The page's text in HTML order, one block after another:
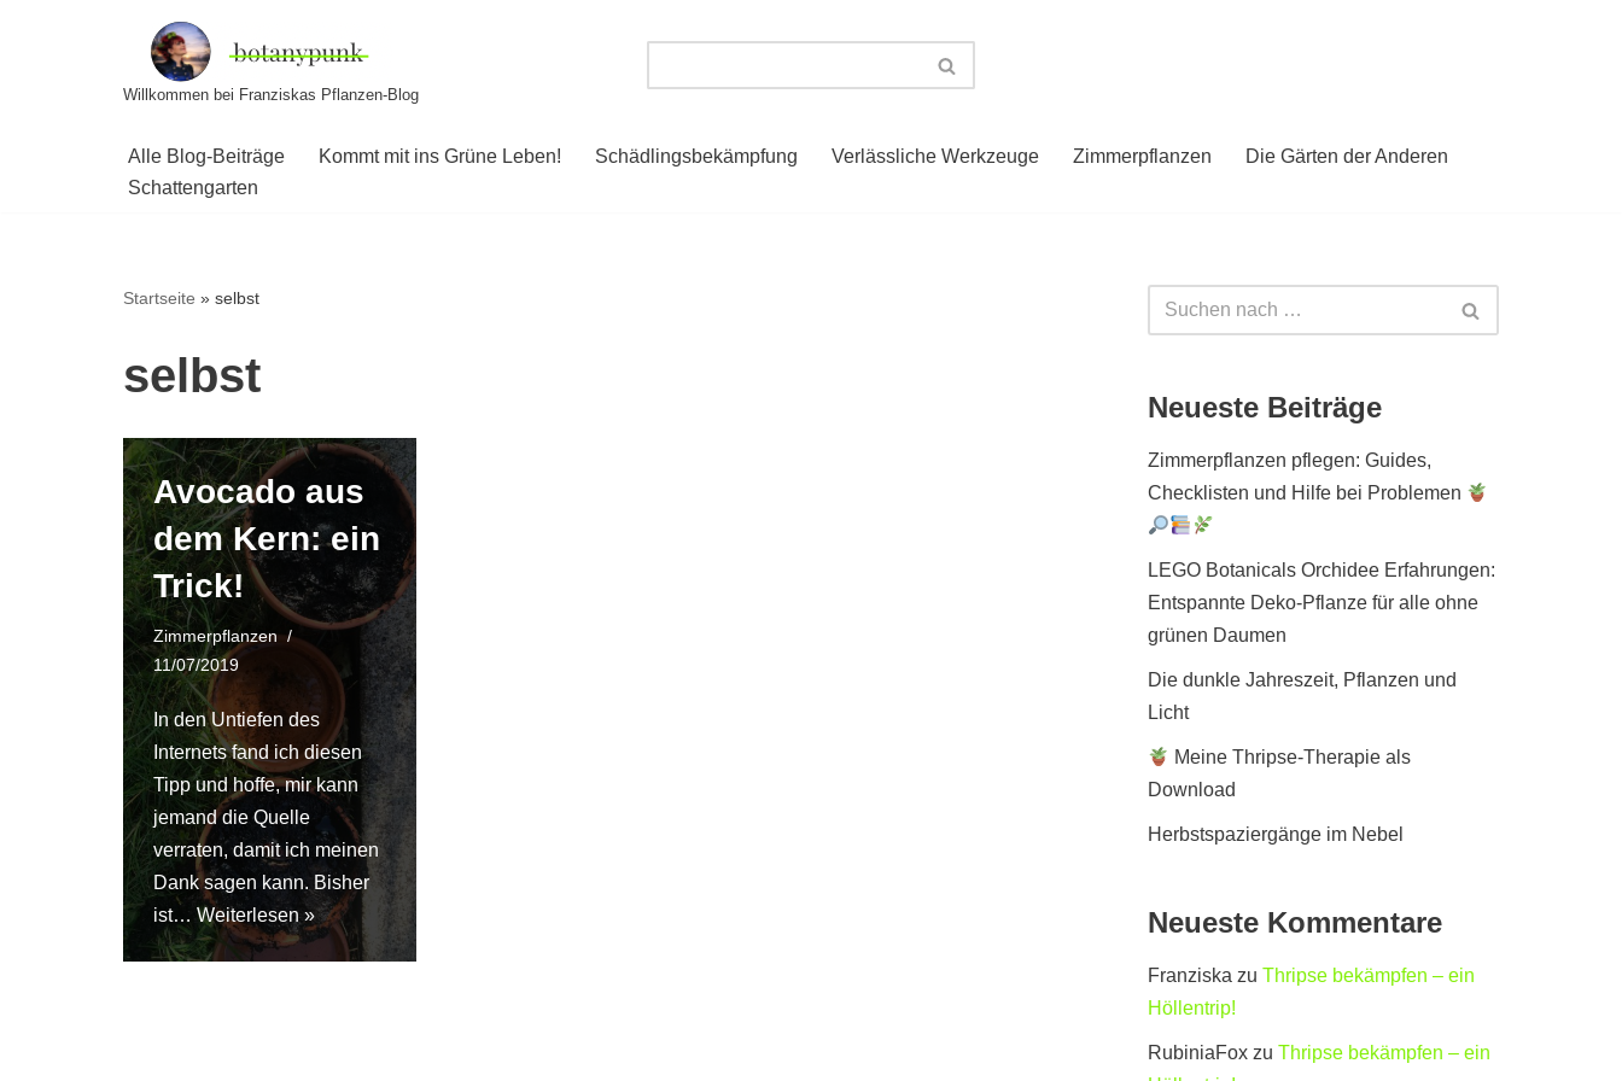
Willkommen bei Franziskas Pflanzen-Blog
Alle Blog-Beiträge Kommt mit ins Grüne Leben! Schädlingsbekämpfung Verlässliche Werkzeuge Zimmerpflanzen
Die Gärten der Anderen
Schattengarten
Startseite » selbst
selbst
Avocado aus
dem Kern: ein
Trick!
Zimmerpflanzen
11/07/2019
In den Untiefen des
Internets fand ich diesen
Tipp und hoffe, mir kann
jemand die Quelle
verraten, damit ich meinen
Dank sagen kann. Bisher
ist… Weiterlesen »
Neueste Beiträge
Zimmerpflanzen pflegen: Guides,
Checklisten und Hilfe bei Problemen
LEGO Botanicals Orchidee Erfahrungen:
Entspannte Deko-Pflanze für alle ohne
grünen Daumen
Die dunkle Jahreszeit, Pflanzen und
Licht
Meine Thripse-Therapie als
Download
Herbstspaziergänge im Nebel
Neueste Kommentare
Franziska zu Thripse bekämpfen – ein
Höllentrip!
RubiniaFox zu Thripse bekämpfen – ein